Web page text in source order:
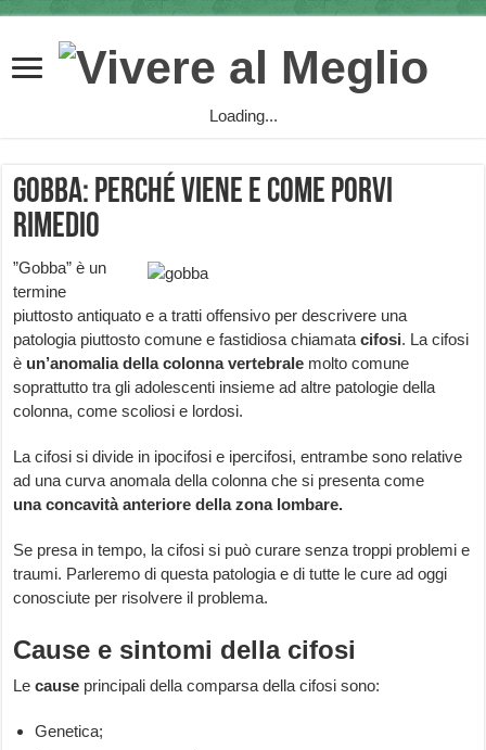
Loading...
Gobba: perché viene e come porvi
rimedio
”Gobba” è un
termine
piuttosto antiquato e a tratti offensivo per descrivere una
patologia piuttosto comune e fastidiosa chiamatacifosi. La cifosi
è un’anomalia della colonna vertebrale molto comune
soprattutto tra gli adolescenti insieme ad altre patologie della
colonna, come scoliosi e lordosi.
La cifosi si divide in ipocifosi e ipercifosi, entrambe sono relative
ad una curva anomala della colonna che si presenta come
una concavità anteriore della zona lombare.
Se presa in tempo, la cifosi si può curare senza troppi problemi e
traumi. Parleremo di questa patologia e di tutte le cure ad oggi
conosciute per risolvere il problema.
Cause e sintomi della cifosi
Lecause principali della comparsa della cifosi sono:
Genetica;